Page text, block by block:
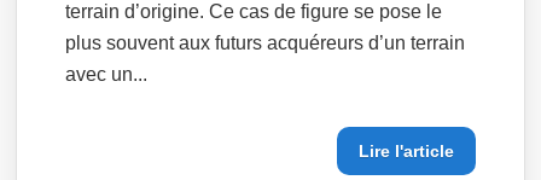
terrain d’origine. Ce cas de figure se pose le
plus souvent aux futurs acquéreurs d’un terrain
avec un...
Lire l'article